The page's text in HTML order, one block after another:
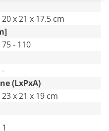
20 x 21 x 17.5 cm
75 - 110
-
(LxPxA)
23 x 21 x 19 cm
1